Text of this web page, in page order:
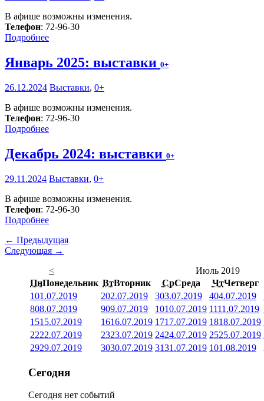
В афише возможны изменения.
Телефон: 72-96-30
Подробнее
Январь 2025: выставки 0+
26.12.2024 Выставки, 0+
В афише возможны изменения.
Телефон: 72-96-30
Подробнее
Декабрь 2024: выставки 0+
29.11.2024 Выставки, 0+
В афише возможны изменения.
Телефон: 72-96-30
Подробнее
← Предыдущая
Следующая →
<
Июль 2019
ПнПонедельник ВтВторник СрСреда ЧтЧетверг
101.07.2019 202.07.2019 303.07.2019 404.07.2019
808.07.2019 909.07.2019 1010.07.2019 1111.07.2019
1515.07.2019 1616.07.2019 1717.07.2019 1818.07.2019
2222.07.2019 2323.07.2019 2424.07.2019 2525.07.2019
2929.07.2019 3030.07.2019 3131.07.2019 101.08.2019
Сегодня
Сегодня нет событий